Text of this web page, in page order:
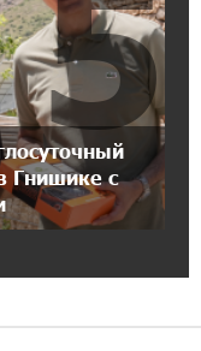
ускорился
Гнишике с
5